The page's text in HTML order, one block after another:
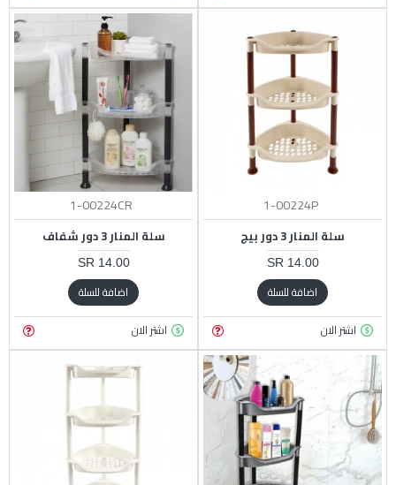
1-00224P
سلة المنار 3 دور بيج
14.00 SR
اضافة للسلة
اشتر الان
1-00224CR
سلة المنار 3 دور شفاف
14.00 SR
اضافة للسلة
اشتر الان